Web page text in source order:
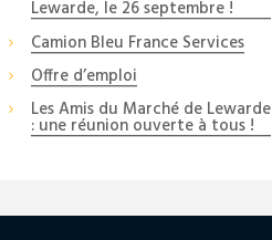
Lewarde, le 26 septembre !
Camion Bleu France Services
Offre d’emploi
Les Amis du Marché de Lewarde
: une réunion ouverte à tous !